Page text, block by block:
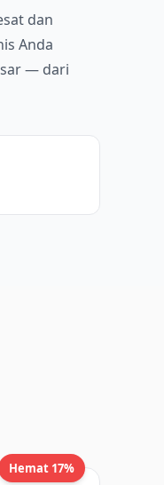
dan
Anda
— dari
Hemat 17%